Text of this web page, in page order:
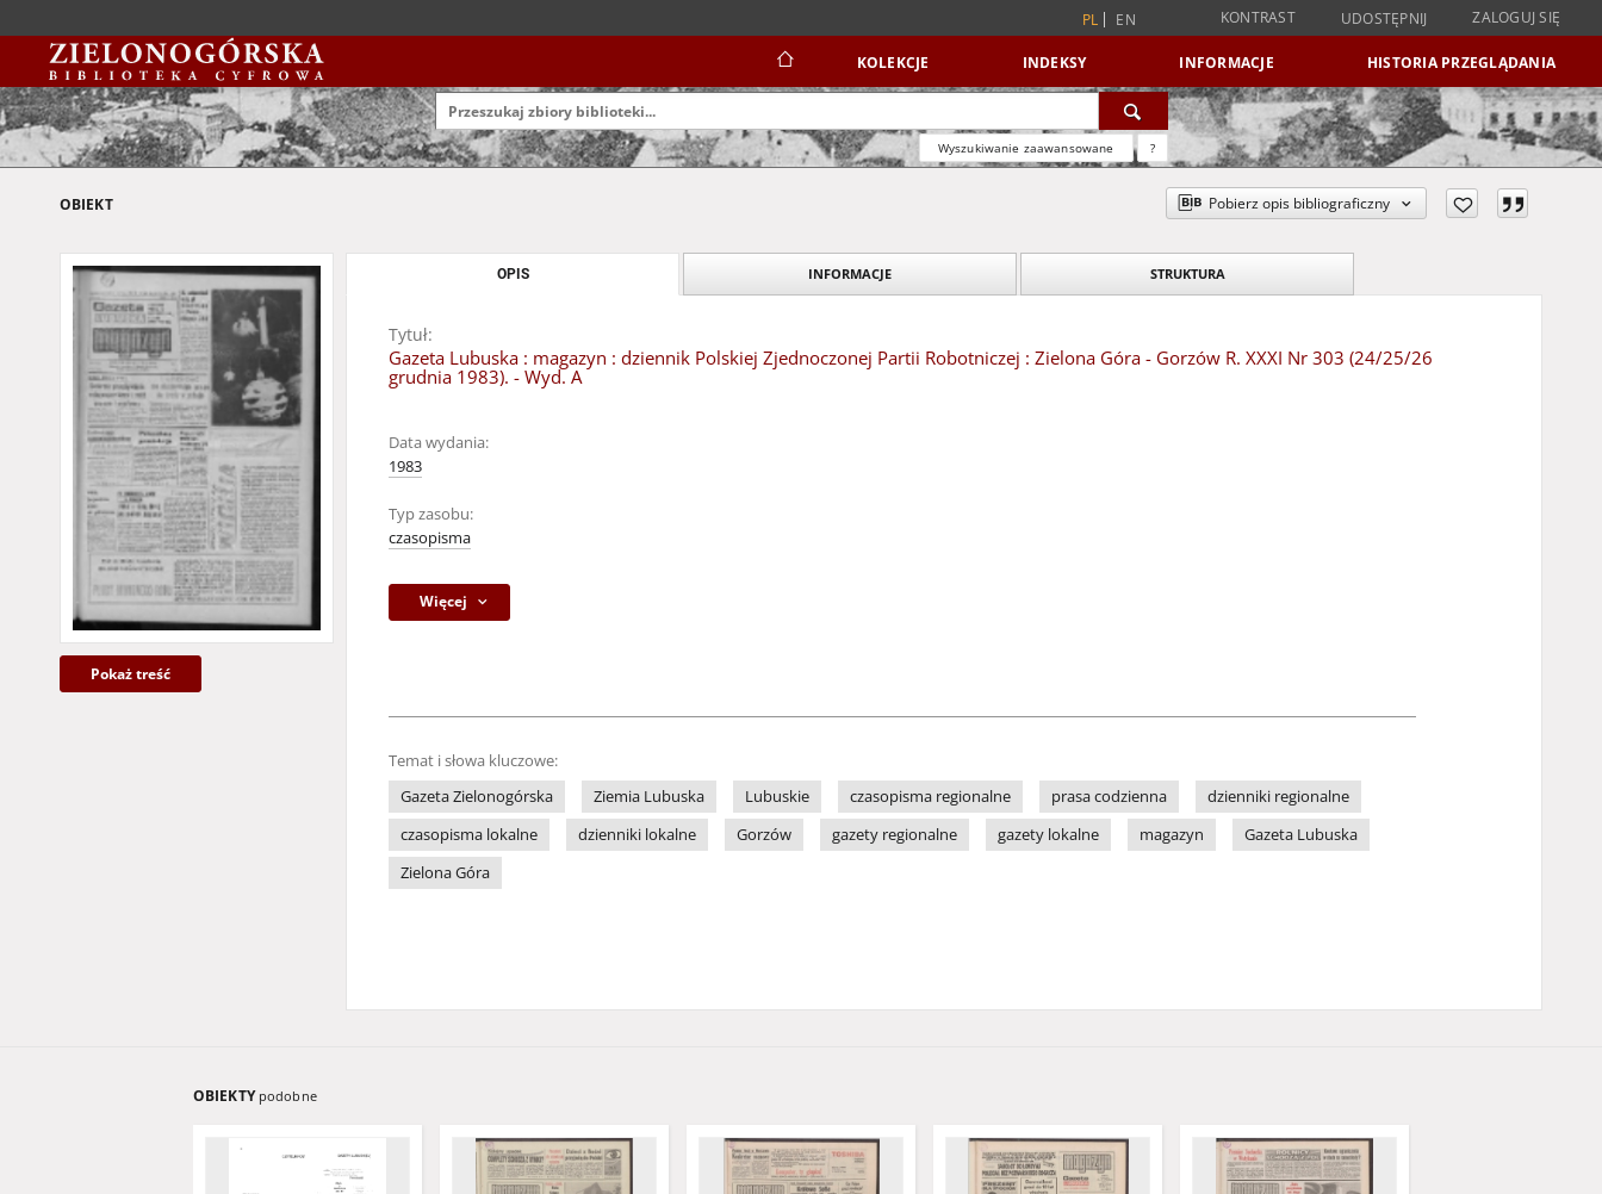
PL EN KONTRAST UDOSTĘPNIJ ZALOGUJ SIĘ
KOLEKCJE INDEKSY INFORMACJE HISTORIA PRZEGLĄDANIA
Wyszukiwanie zaawansowane ?
OBIEKT Pobierz opis bibliograficzny
Pokaż treść
OPIS INFORMACJE STRUKTURA
Tytuł:
Gazeta Lubuska : magazyn : dziennik Polskiej Zjednoczonej Partii Robotniczej : Zielona Góra - Gorzów R. XXXI Nr 303 (24/25/26
grudnia 1983). - Wyd. A
Data wydania:
1983
Typ zasobu:
czasopisma
Więcej
Temat i słowa kluczowe:
Gazeta Zielonogórska
Ziemia Lubuska Lubuskie czasopisma regionalne prasa codzienna
dzienniki regionalne
czasopisma lokalne
dzienniki lokalne Gorzów gazety regionalne gazety lokalne magazyn
Gazeta Lubuska
Zielona Góra
OBIEKTY podobne